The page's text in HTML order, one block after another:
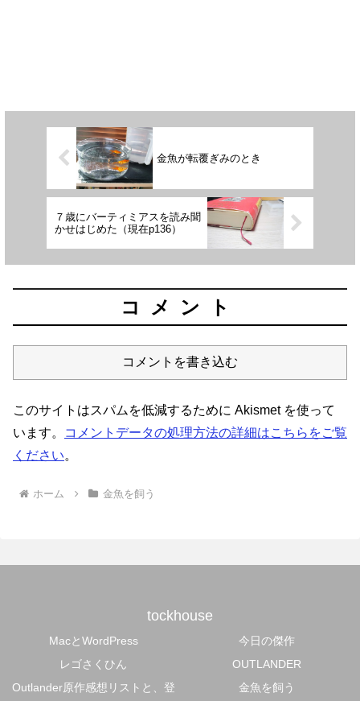
金魚が転覆ぎみのとき
７歳にバーティミアスを読み聞
かせはじめた（現在p136）
コメント
コメントを書き込む
このサイトはスパムを低減するために Akismet を使って
います。
コメントデータの処理方法の詳細はこちらをご覧
ください。
ホーム 金魚を飼う
tockhouse
MacとWordPress
今日の傑作
レゴさくひん
OUTLANDER
Outlander原作感想リストと、登
金魚を飼う